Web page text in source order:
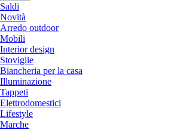
Saldi
Novità
Arredo outdoor
Mobili
Interior design
Stoviglie
Biancheria per la casa
Illuminazione
Tappeti
Elettrodomestici
Lifestyle
Marche